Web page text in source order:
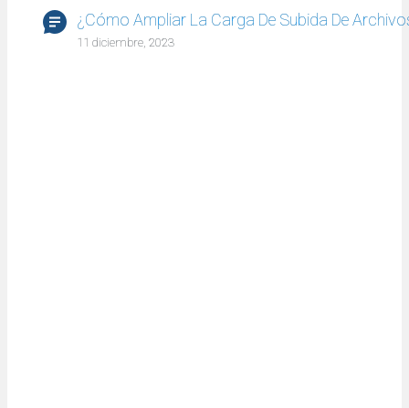
¿Cómo Ampliar La Carga De Subida De
11 diciembre, 2023